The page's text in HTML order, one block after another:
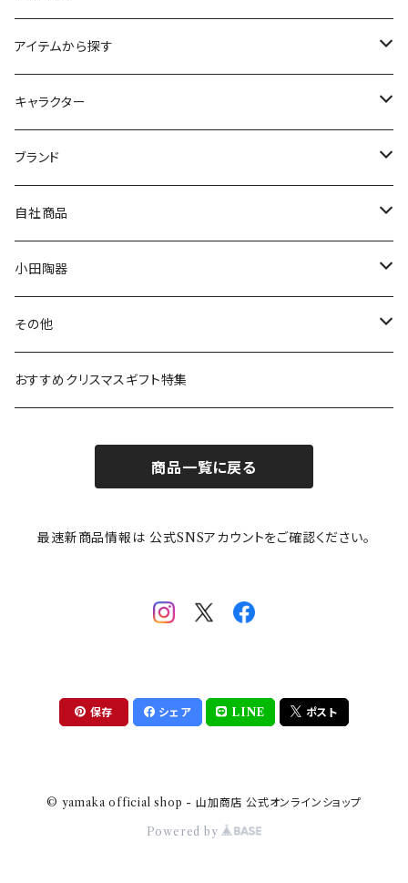
アイテムから探す
九谷焼
マグ＆カップ
プレート
ボウル
ガラスウェア
カトラリー
キャラクター
ムーミン
80th記念アイテム
リトルミイの日記念アイテム
MOOMIN ANIMATION
スヌーピー
ピーターラビット
ポケットモンスター
mofusand（モフサンド）
mofsand×日比谷花壇
ちびまる子ちゃんandクレヨンしんちゃん
ブランド
LA AMYS(エミーズ)
LISA LARSON(リサラーソン)
LAURA ASHLEY(ローラ アシュレイ)
Finlayson(フィンレイソン)
HANAE MORI(ハナエモリ)
THE BEATLES(ザ・ビートルズ)
【山加商店×yaeko】migratory bird
自社商品
ねこ企画
Cecera(セセラ)
CELEC(セレック)
隅切り重箱
HAPPY DINING(ハッピーダイニング)
小田陶器
さざなみ
吉祥
メイメイウェア
SoSo(ソソ）
その他
リサイクル食器
おすすめクリスマスギフト特集
商品一覧に戻る
最速新商品情報は 公式SNSアカウントをご確認ください。
保存 シェア LINE ポスト
© yamaka official shop - 山加商店 公式オンラインショップ
Powered by